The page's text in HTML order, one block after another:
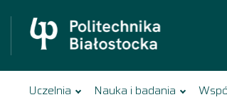
Uczelnia Nauka i badania